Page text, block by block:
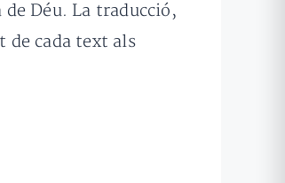
Déu. La traducció,
de cada text als